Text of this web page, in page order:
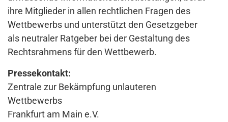
ihre Mitglieder in allen rechtlichen Fragen des
Wettbewerbs und unterstützt den Gesetzgeber
als neutraler Ratgeber bei der Gestaltung des
Rechtsrahmens für den Wettbewerb.
Pressekontakt:
Zentrale zur Bekämpfung unlauteren
Wettbewerbs
Frankfurt am Main e.V.